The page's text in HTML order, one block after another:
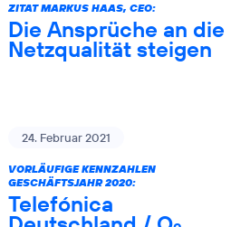
ZITAT MARKUS HAAS, CEO:
Die Ansprüche an die
Netzqualität steigen
24. Februar 2021
VORLÄUFIGE KENNZAHLEN
GESCHÄFTSJAHR 2020:
Telefónica